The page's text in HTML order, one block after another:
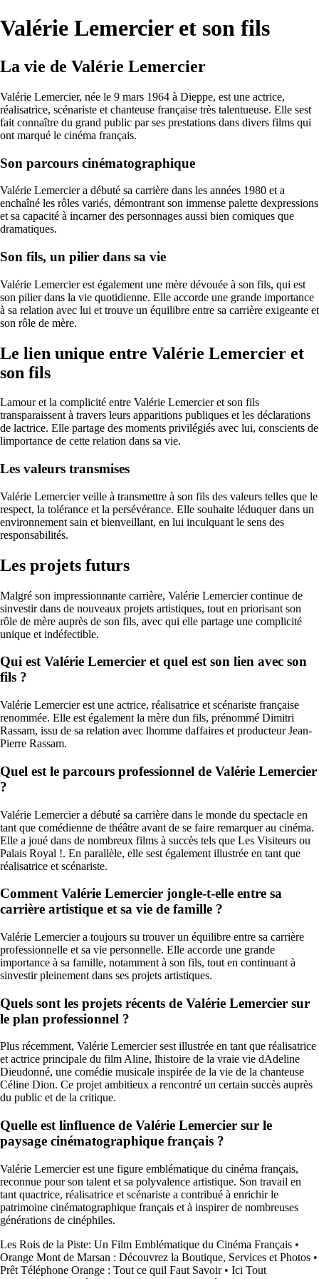
Valérie Lemercier et son fils
La vie de Valérie Lemercier
Valérie Lemercier, née le 9 mars 1964 à Dieppe, est une actrice,
réalisatrice, scénariste et chanteuse française très talentueuse. Elle sest
fait connaître du grand public par ses prestations dans divers films qui
ont marqué le cinéma français.
Son parcours cinématographique
Valérie Lemercier a débuté sa carrière dans les années 1980 et a
enchaîné les rôles variés, démontrant son immense palette dexpressions
et sa capacité à incarner des personnages aussi bien comiques que
dramatiques.
Son fils, un pilier dans sa vie
Valérie Lemercier est également une mère dévouée à son fils, qui est
son pilier dans la vie quotidienne. Elle accorde une grande importance
à sa relation avec lui et trouve un équilibre entre sa carrière exigeante et
son rôle de mère.
Le lien unique entre Valérie Lemercier et
son fils
Lamour et la complicité entre Valérie Lemercier et son fils
transparaissent à travers leurs apparitions publiques et les déclarations
de lactrice. Elle partage des moments privilégiés avec lui, conscients de
limportance de cette relation dans sa vie.
Les valeurs transmises
Valérie Lemercier veille à transmettre à son fils des valeurs telles que le
respect, la tolérance et la persévérance. Elle souhaite léduquer dans un
environnement sain et bienveillant, en lui inculquant le sens des
responsabilités.
Les projets futurs
Malgré son impressionnante carrière, Valérie Lemercier continue de
sinvestir dans de nouveaux projets artistiques, tout en priorisant son
rôle de mère auprès de son fils, avec qui elle partage une complicité
unique et indéfectible.
Qui est Valérie Lemercier et quel est son lien avec son
fils ?
Valérie Lemercier est une actrice, réalisatrice et scénariste française
renommée. Elle est également la mère dun fils, prénommé Dimitri
Rassam, issu de sa relation avec lhomme daffaires et producteur Jean-
Pierre Rassam.
Quel est le parcours professionnel de Valérie Lemercier
?
Valérie Lemercier a débuté sa carrière dans le monde du spectacle en
tant que comédienne de théâtre avant de se faire remarquer au cinéma.
Elle a joué dans de nombreux films à succès tels que Les Visiteurs ou
Palais Royal !. En parallèle, elle sest également illustrée en tant que
réalisatrice et scénariste.
Comment Valérie Lemercier jongle-t-elle entre sa
carrière artistique et sa vie de famille ?
Valérie Lemercier a toujours su trouver un équilibre entre sa carrière
professionnelle et sa vie personnelle. Elle accorde une grande
importance à sa famille, notamment à son fils, tout en continuant à
sinvestir pleinement dans ses projets artistiques.
Quels sont les projets récents de Valérie Lemercier sur
le plan professionnel ?
Plus récemment, Valérie Lemercier sest illustrée en tant que réalisatrice
et actrice principale du film Aline, lhistoire de la vraie vie dAdeline
Dieudonné, une comédie musicale inspirée de la vie de la chanteuse
Céline Dion. Ce projet ambitieux a rencontré un certain succès auprès
du public et de la critique.
Quelle est linfluence de Valérie Lemercier sur le
paysage cinématographique français ?
Valérie Lemercier est une figure emblématique du cinéma français,
reconnue pour son talent et sa polyvalence artistique. Son travail en
tant quactrice, réalisatrice et scénariste a contribué à enrichir le
patrimoine cinématographique français et à inspirer de nombreuses
générations de cinéphiles.
Les Rois de la Piste: Un Film Emblématique du Cinéma Français •
Orange Mont de Marsan : Découvrez la Boutique, Services et Photos •
Prêt Téléphone Orange : Tout ce quil Faut Savoir• Ici Tout